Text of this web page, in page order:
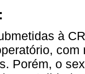
à
Porém, o